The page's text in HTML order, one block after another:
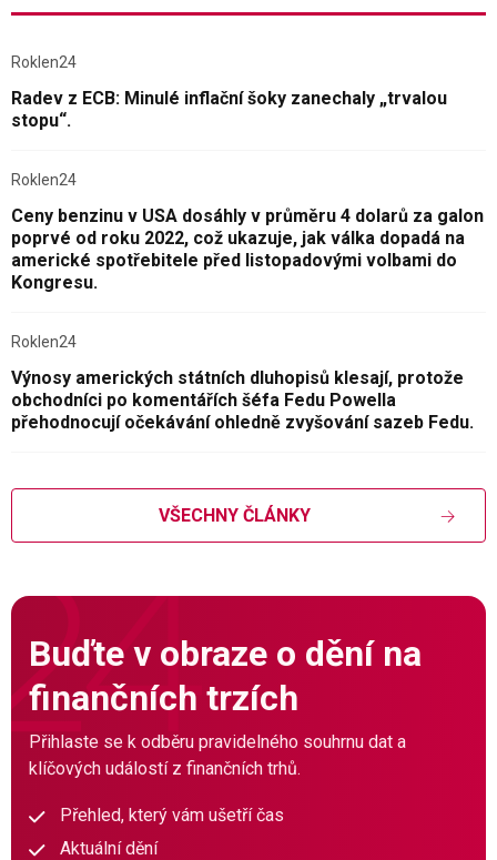
Roklen24
Radev z ECB: Minulé inflační šoky zanechaly „trvalou
stopu“.
Roklen24
Ceny benzinu v USA dosáhly v průměru 4 dolarů za galon
poprvé od roku 2022, což ukazuje, jak válka dopadá na
americké spotřebitele před listopadovými volbami do
Kongresu.
Roklen24
Výnosy amerických státních dluhopisů klesají, protože
obchodníci po komentářích šéfa Fedu Powella
přehodnocují očekávání ohledně zvyšování sazeb Fedu.
VŠECHNY ČLÁNKY
Buďte v obraze o dění na
finančních trzích
Přihlaste se k odběru pravidelného souhrnu dat a
klíčových událostí z finančních trhů.
Přehled, který vám ušetří čas
Aktuální dění